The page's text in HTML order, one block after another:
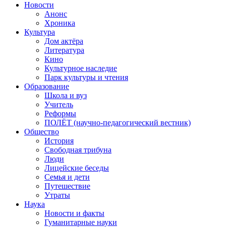
Новости
Анонс
Хроника
Культура
Дом актёра
Литература
Кино
Культурное наследие
Парк культуры и чтения
Образование
Школа и вуз
Учитель
Реформы
ПОЛЁТ (научно-педагогический вестник)
Общество
История
Свободная трибуна
Люди
Лицейские беседы
Семья и дети
Путешествие
Утраты
Наука
Новости и факты
Гуманитарные науки